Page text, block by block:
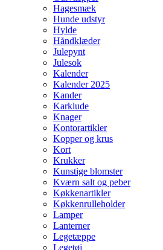
Hagesmæk
Hunde udstyr
Hylde
Håndklæder
Julepynt
Julesok
Kalender
Kalender 2025
Kander
Karklude
Knager
Kontorartikler
Kopper og krus
Kort
Krukker
Kunstige blomster
Kværn salt og peber
Køkkenartikler
Køkkenrulleholder
Lamper
Lanterner
Legetæppe
Legetøj